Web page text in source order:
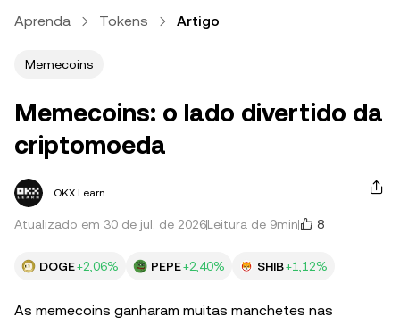
Aprenda Tokens Artigo
Memecoins
Memecoins: o lado divertido da
criptomoeda
OKX Learn
Atualizado em 30 de jul. de 2026Leitura de 9min 8
DOGE+2,06% PEPE+2,40% SHIB+1,12%
As memecoins ganharam muitas manchetes nas